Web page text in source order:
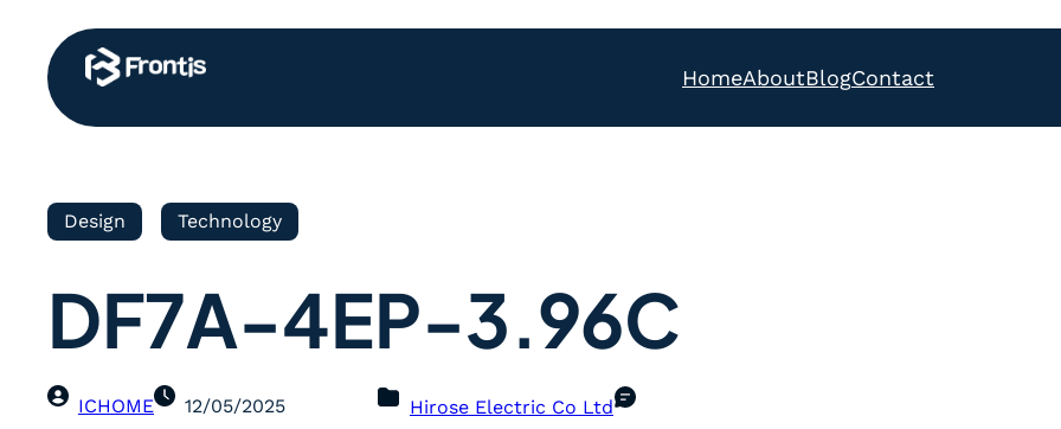
HomeAboutBlogContact
Design Technology
DF7A-4EP-3.96C
ICHOME 12/05/2025 Hirose Electric Co Ltd